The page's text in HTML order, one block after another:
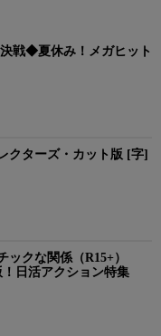
戦◆夏休み！メガヒット
クターズ・カット版 [字]
クな関係（R15+）
！日活アクション特集